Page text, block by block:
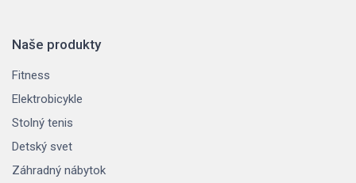
Naše produkty
Fitness
Elektrobicykle
Stolný tenis
Detský svet
Záhradný nábytok